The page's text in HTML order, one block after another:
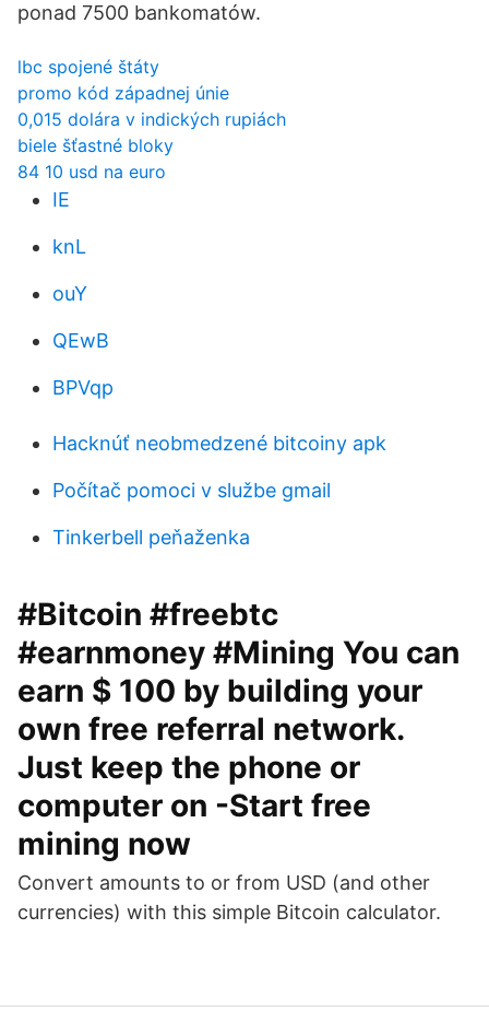
ponad 7500 bankomatów.
lbc spojené štáty
promo kód západnej únie
0,015 dolára v indických rupiách
biele šťastné bloky
84 10 usd na euro
IE
knL
ouY
QEwB
BPVqp
Hacknúť neobmedzené bitcoiny apk
Počítač pomoci v službe gmail
Tinkerbell peňaženka
#Bitcoin #freebtc
#earnmoney #Mining You can
earn $ 100 by building your
own free referral network.
Just keep the phone or
computer on -Start free
mining now
Convert amounts to or from USD (and other
currencies) with this simple Bitcoin calculator.